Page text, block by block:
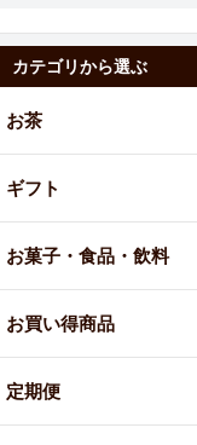
カテゴリから選ぶ
お茶
ギフト
お菓子・食品・飲料
お買い得商品
定期便